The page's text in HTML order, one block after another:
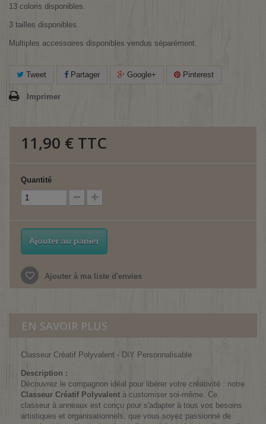
13 coloris disponibles.
3 tailles disponibles.
Multiples accessoires disponibles vendus séparément.
Tweet Partager Google+ Pinterest
Imprimer
11,90 € TTC
Quantité
Ajouter au panier
Ajouter à ma liste d'envies
EN SAVOIR PLUS
Classeur Créatif Polyvalent - DIY Personnalisable
Description :
Découvrez le compagnon idéal pour libérer votre créativité : notre
Classeur Créatif Polyvalent à customiser soi-même. Ce
classeur à anneaux est conçu pour s'adapter à tous vos besoins
artistiques et organisationnels, que vous soyez passionné de